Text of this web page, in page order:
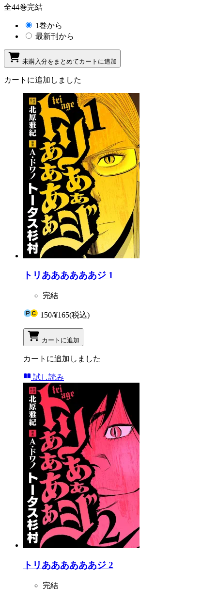
全44巻完結
1巻から
最新刊から
未購入分をまとめてカートに追加
カートに追加しました
トリああああああジ 1
完結
150/¥165(税込)
カートに追加
カートに追加しました
試し読み
トリああああああジ 2
完結